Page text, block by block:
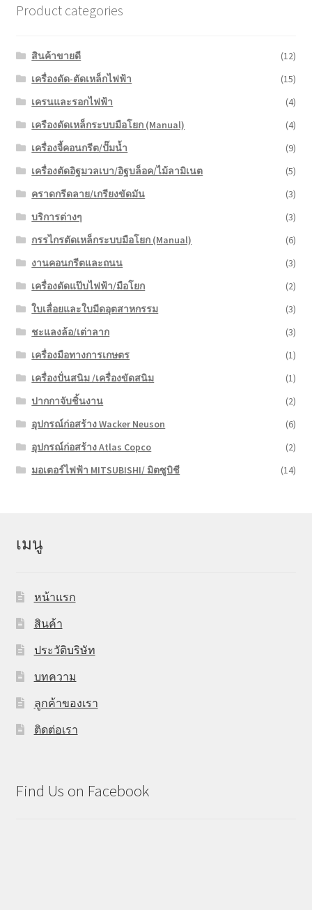
Product categories
สินค้าขายดี
(12)
เครื่องดัด-ตัดเหล็กไฟฟ้า
(15)
เครนและรอกไฟฟ้า
(4)
เครืองดัดเหล็กระบบมือโยก (Manual)
(4)
เครื่องจี้คอนกรีต/ปั๊มน้ำ
(9)
เครื่องตัดอิฐมวลเบา/อิฐบล็อค/ไม้ลามิเนต
(5)
คราดกรีดลาย/เกรียงขัดมัน
(3)
บริการต่างๆ
(3)
กรรไกรตัดเหล็กระบบมือโยก (Manual)
(6)
งานคอนกรีตและถนน
(3)
เครื่องดัดแป๊บไฟฟ้า/มือโยก
(2)
ใบเลื่อยและใบมีดอุตสาหกรรม
(3)
ชะแลงล้อ/เต่าลาก
(3)
เครื่องมือทางการเกษตร
(1)
เครื่องปั่นสนิม /เครื่องขัดสนิม
(1)
ปากกาจับชิ้นงาน
(2)
อุปกรณ์ก่อสร้าง Wacker Neuson
(6)
อุปกรณ์ก่อสร้าง Atlas Copco
(2)
มอเตอร์ไฟฟ้า MITSUBISHI/ มิตซูบิชี
(14)
เมนู
หน้าแรก
สินค้า
ประวัติบริษัท
บทความ
ลูกค้าของเรา
ติดต่อเรา
Find Us on Facebook